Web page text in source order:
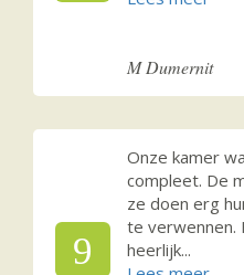
M Dumernit
9
Onze kamer
compleet. De
ze doen erg
te verwennen.
heerlijk...